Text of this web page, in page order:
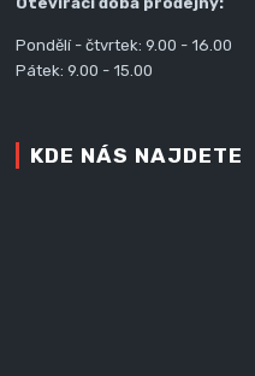
Pondělí - čtvrtek: 9.00 - 16.00
Pátek: 9.00 - 15.00
KDE NÁS NAJDETE